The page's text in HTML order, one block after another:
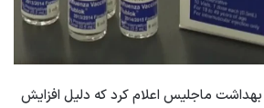
ماجلیس اعلام کرد که دلیل افزایش